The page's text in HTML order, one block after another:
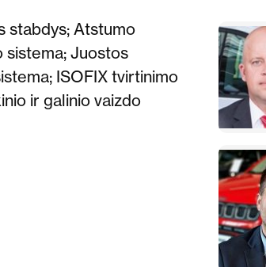
stabdys; Atstumo
sistema;Juostos
ISOFIX tvirtinimo
ir galinio vaizdo